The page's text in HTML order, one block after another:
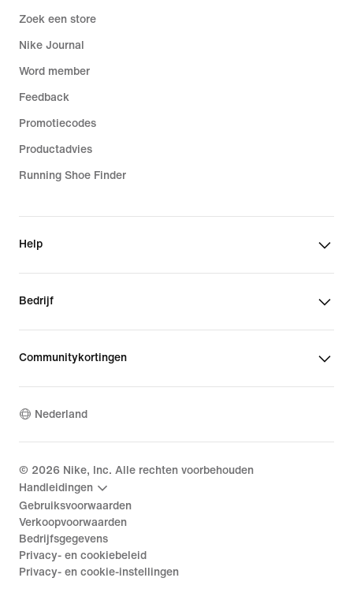
Zoek een store
Nike Journal
Word member
Feedback
Promotiecodes
Productadvies
Running Shoe Finder
Help
Bedrijf
Communitykortingen
Nederland
© 2026 Nike, Inc. Alle rechten voorbehouden
Handleidingen
Gebruiksvoorwaarden
Verkoopvoorwaarden
Bedrijfsgegevens
Privacy- en cookiebeleid
Privacy- en cookie-instellingen